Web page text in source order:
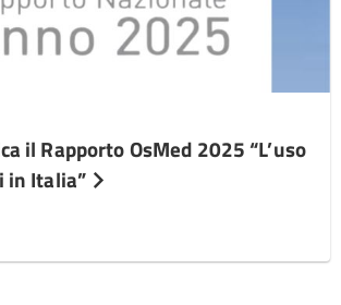
il Rapporto OsMed 2025 “L’uso
in Italia”